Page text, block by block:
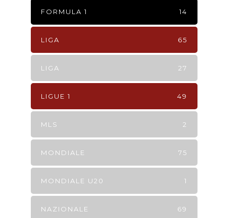
FORMULA 1 14
LIGA 65
LIGA 27
LIGUE 1 49
MLS 2
MONDIALE 75
MONDIALE U20 1
NAZIONALE 69